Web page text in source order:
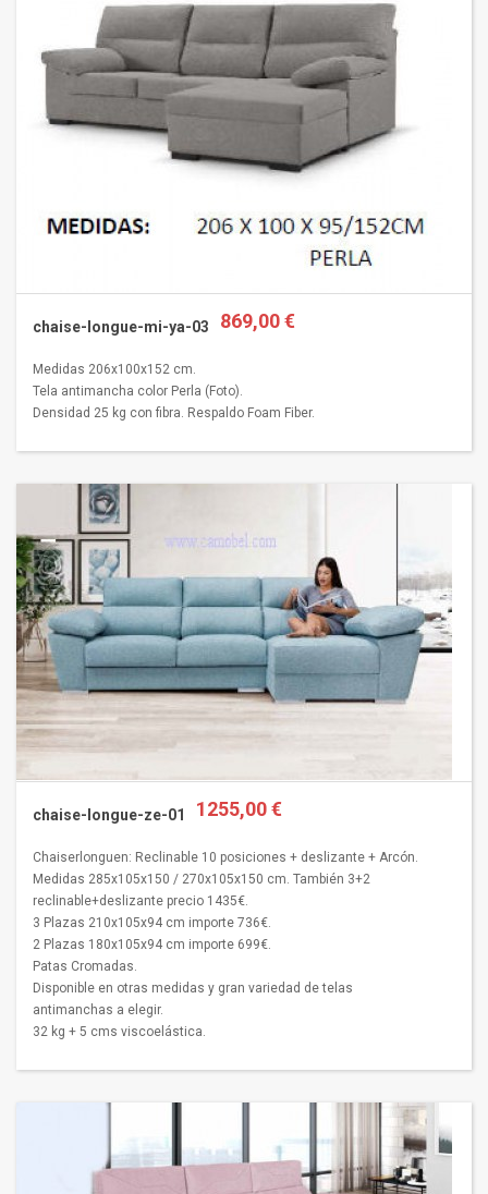
chaise-longue-mi-ya-03 869,00 €
Medidas 206x100x152 cm.
Tela antimancha color Perla (Foto).
Densidad 25 kg con fibra. Respaldo Foam Fiber.
chaise-longue-ze-01 1255,00 €
Chaiserlonguen: Reclinable 10 posiciones + deslizante + Arcón.
Medidas 285x105x150 / 270x105x150 cm. También 3+2
reclinable+deslizante precio 1435€.
3 Plazas 210x105x94 cm importe 736€.
2 Plazas 180x105x94 cm importe 699€.
Patas Cromadas.
Disponible en otras medidas y gran variedad de telas
antimanchas a elegir.
32 kg + 5 cms viscoelástica.